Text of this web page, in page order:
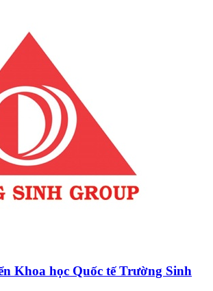
Khoa học Quốc tế Trường Sinh